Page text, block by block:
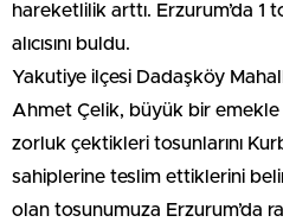
hareketlilik arttı. Erzurum’da
alıcısını buldu.
Yakutiye ilçesi Dadaşköy
Ahmet Çelik, büyük bir
zorluk çektikleri tosunlarını
sahiplerine teslim ettiklerini
olan tosunumuza Erzurum’da